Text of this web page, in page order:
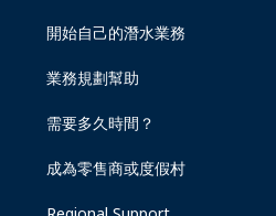
開始自己的潛水業務
業務規劃幫助
需要多久時間？
成為零售商或度假村